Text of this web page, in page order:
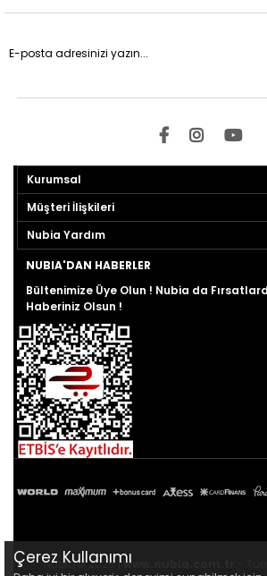
Kurumsal
Müşteri İlişkileri
Nubia Yardım
NUBIA'DAN HABERLER
Bültenimize Üye Olun ! Nubia da
Haberiniz Olsun !
Nubia© 2026 | www.nubia.com.tr -
Çerez Kullanımı